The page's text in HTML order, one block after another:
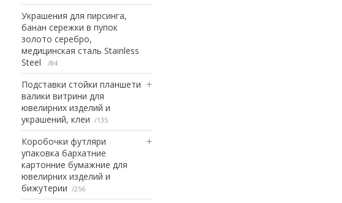
Украшения для пирсинга,
банан сережки в пупок
золото серебро,
медицинская сталь Stainless
Steel
84
Подставки стойки планшети
валики витрини для
ювелирних изделий и
украшений, клеи
135
Коробочки футляри
упаковка бархатние
картонние бумажние для
ювелирних изделий и
бижутерии
256